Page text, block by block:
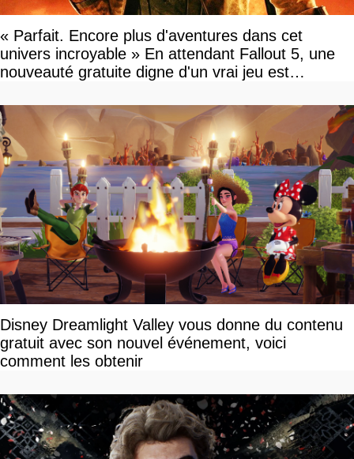
« Parfait. Encore plus d'aventures dans cet
univers incroyable » En attendant Fallout 5, une
nouveauté gratuite digne d'un vrai jeu est
Disney Dreamlight Valley vous donne du contenu
gratuit avec son nouvel événement, voici
comment les obtenir